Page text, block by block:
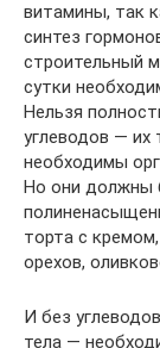
витамины, так
синтез
строительный
сутки
Нельзя
углеводов —
необходимы
Но они должны
торта с
орехов,
И без
тела —